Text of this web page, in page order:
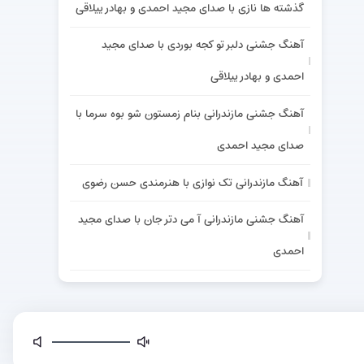
گذشته ها نازی با صدای مجید احمدی و بهادر ییلاقی
آهنگ جشنی دلبر تو کجه بوردی با صدای مجید
احمدی و بهادر ییلاقی
آهنگ جشنی مازندرانی بنام زمستون شو بوه سرما با
صدای مجید احمدی
آهنگ مازندرانی تک نوازی با هنرمندی حسن رضوی
آهنگ جشنی مازندرانی آ می دتر جان با صدای مجید
احمدی